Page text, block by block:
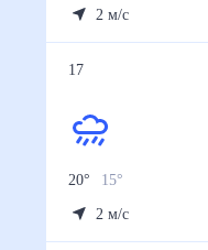
2 м/с
17
20° 15°
2 м/с